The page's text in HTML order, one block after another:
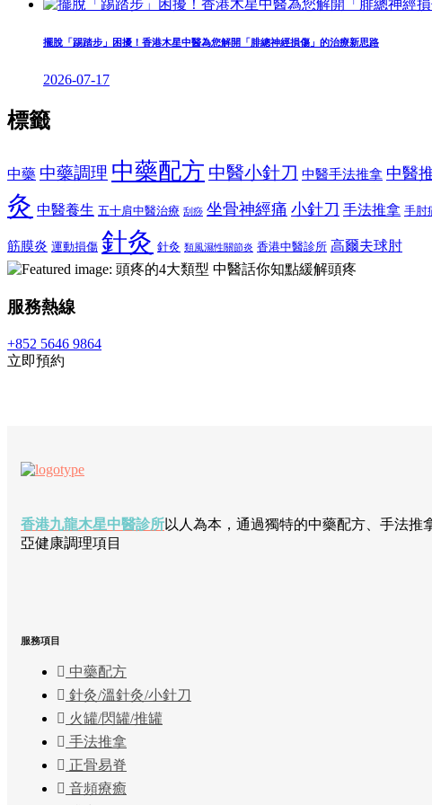
擺脫「踢踏步」困擾！香港木星中醫為您解開「腓總神經損傷」的治療新思路
2026-07-17
標籤
中藥 中藥調理 中藥配方 中醫小針刀 中醫手法推拿 中醫
灸 中醫養生 五十肩中醫治療 刮痧 坐骨神經痛 小針刀 手法推拿 手肘
筋膜炎 運動損傷 針灸 針灸 類風濕性關節炎 香港中醫診所 高爾夫球肘
服務熱線
+852 5646 9864
立即預約
香港九龍木星中醫診所以人為本，通過獨特的中藥配方、手法
亞健康調理項目
服務項目
中藥配方
針灸/溫針灸/小針刀
火罐/閃罐/推罐
手法推拿
正骨易脊
⾳頻療癒